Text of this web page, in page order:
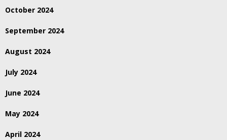
October 2024
September 2024
August 2024
July 2024
June 2024
May 2024
April 2024